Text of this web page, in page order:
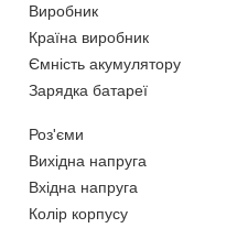
Виробник
Країна виробник
Ємність акумулятору
Зарядка батареї
Роз'єми
Вихідна напруга
Вхідна напруга
Колір корпусу